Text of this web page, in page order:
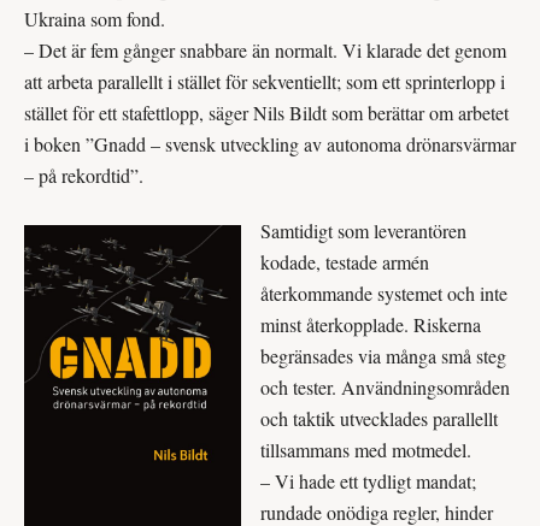
Ukraina som fond.
– Det är fem gånger snabbare än normalt. Vi klarade det genom
att arbeta parallellt i stället för sekventiellt; som ett sprinterlopp i
stället för ett stafettlopp, säger Nils Bildt som berättar om arbetet
i boken ”Gnadd – svensk utveckling av autonoma drönarsvärmar
– på rekordtid”.
Samtidigt som leverantören
kodade, testade armén
återkommande systemet och inte
minst återkopplade. Riskerna
begränsades via många små steg
och tester. Användningsområden
och taktik utvecklades parallellt
tillsammans med motmedel.
– Vi hade ett tydligt mandat;
rundade onödiga regler, hinder